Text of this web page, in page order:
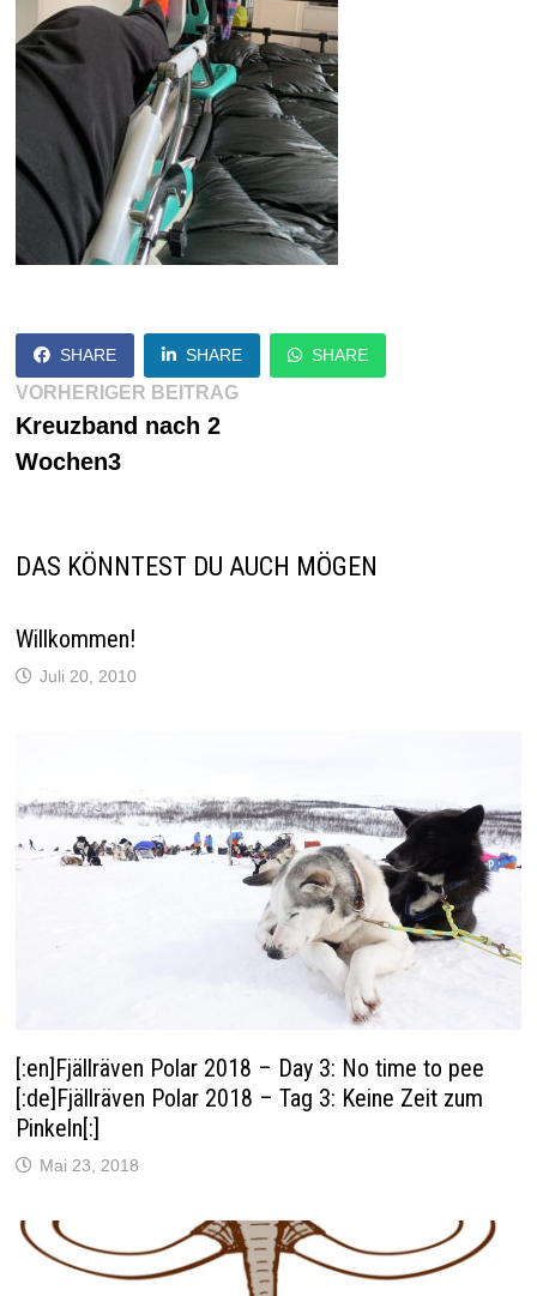
SHARE SHARE SHARE
Beitragsnavigation
VORHERIGER BEITRAGVorheriger
Kreuzband nach 2
Wochen3
DAS KÖNNTEST DU AUCH MÖGEN
Willkommen!
Juli 20, 2010
[:en]Fjällräven Polar 2018 – Day 3: No time to pee
[:de]Fjällräven Polar 2018 – Tag 3: Keine Zeit zum
Pinkeln[:]
Mai 23, 2018